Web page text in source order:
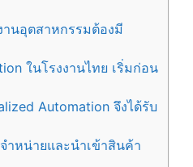
านอุตสาหกรรมต้องมี
ในโรงงานไทย เริ่มก่อน
Automation จึงได้รับ
ำหน่ายและนำเข้าสินค้า